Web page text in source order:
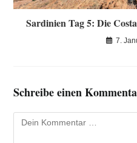
Sardinien Tag 5: Die
7.
Schreibe einen
Kommentar